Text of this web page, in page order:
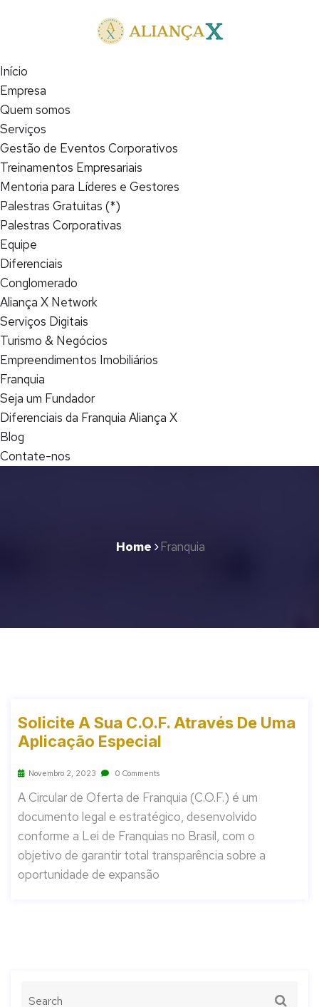
Início
Empresa
Quem somos
Serviços
Gestão de Eventos Corporativos
Treinamentos Empresariais
Mentoria para Líderes e Gestores
Palestras Gratuitas (*)
Palestras Corporativas
Equipe
Diferenciais
Conglomerado
Aliança X Network
Serviços Digitais
Turismo & Negócios
Empreendimentos Imobiliários
Franquia
Seja um Fundador
Diferenciais da Franquia Aliança X
Blog
Contate-nos
Home Franquia
Solicite A Sua C.O.F. Através De Uma
Aplicação Especial
Novembro 2, 2023 0 Comments
A Circular de Oferta de Franquia (C.O.F.) é um
documento legal e estratégico, desenvolvido
conforme a Lei de Franquias no Brasil, com o
objetivo de garantir total transparência sobre a
oportunidade de expansão